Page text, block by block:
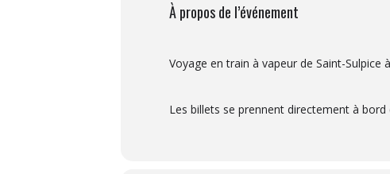
À propos de l’événement
Voyage en train à vapeur de Saint-Sulpice
Les billets se prennent directement à bord